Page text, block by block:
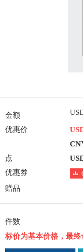
金额
优惠价
点
优惠券
赠品
件数
标价为基本价格，最终